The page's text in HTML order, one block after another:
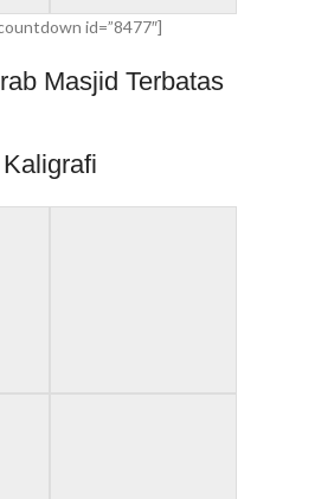
id=”8477″]
Masjid Terbatas
Kaligrafi